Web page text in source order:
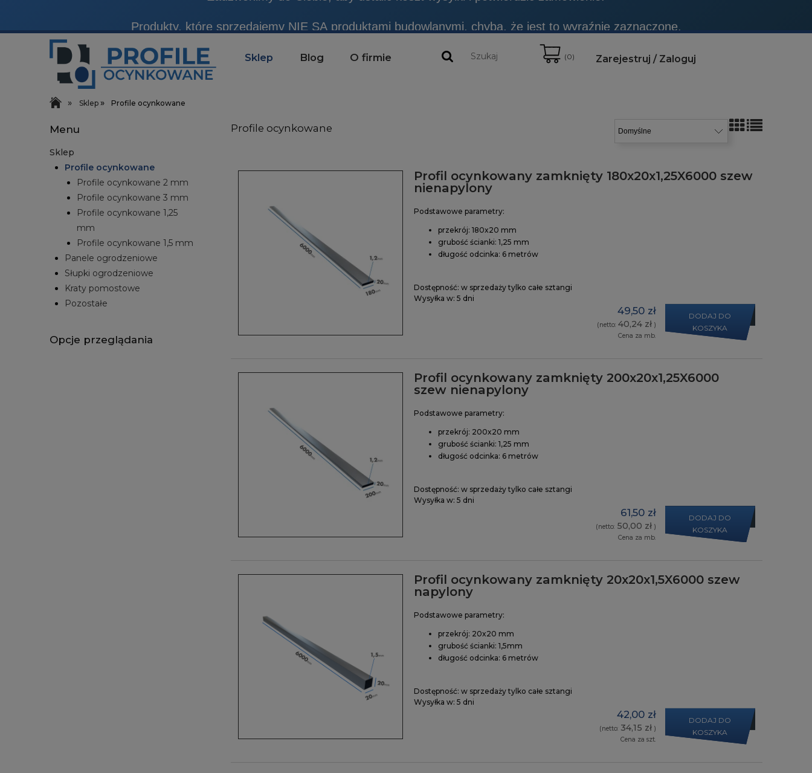
Zadzwonimy do Ciebie, aby ustalić koszt wysyłki i potwierdzić zamówienie.
Sklep Blog O firmie (0) Zarejestruj Zaloguj
» Sklep » Profile ocynkowane
Menu
Sklep
Profile ocynkowane
Profile ocynkowane 2 mm
Profile ocynkowane 3 mm
Profile ocynkowane 1,25
mm
Profile ocynkowane 1,5 mm
Panele ogrodzeniowe
Słupki ogrodzeniowe
Kraty pomostowe
Pozostałe
Opcje przeglądania
Profile ocynkowane
Profil ocynkowany zamknięty 180x20x1,25X6000 szew
nienapylony
Podstawowe parametry:
przekrój: 180x20 mm
grubość ścianki: 1,25 mm
długość odcinka: 6 metrów
Dostępność: w sprzedaży tylko całe sztangi
Wysyłka w: 5 dni
49,50 zł
(netto: 40,24 zł )
Cena za mb.
DODAJ DO
KOSZYKA
Profil ocynkowany zamknięty 200x20x1,25X6000
szew nienapylony
Podstawowe parametry:
przekrój: 200x20 mm
grubość ścianki: 1,25 mm
długość odcinka: 6 metrów
Dostępność: w sprzedaży tylko całe sztangi
Wysyłka w: 5 dni
61,50 zł
(netto: 50,00 zł )
Cena za mb.
DODAJ DO
KOSZYKA
Profil ocynkowany zamknięty 20x20x1,5X6000 szew
napylony
Podstawowe parametry:
przekrój: 20x20 mm
grubość ścianki: 1,5mm
długość odcinka: 6 metrów
Dostępność: w sprzedaży tylko całe sztangi
Wysyłka w: 5 dni
42,00 zł
(netto: 34,15 zł )
Cena za szt.
DODAJ DO
KOSZYKA